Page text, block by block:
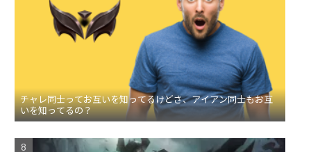
チャレ同士ってお互いを知ってるけどさ、アイアン同士もお互
いを知ってるの？